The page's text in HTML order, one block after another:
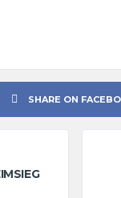
SHARE ON